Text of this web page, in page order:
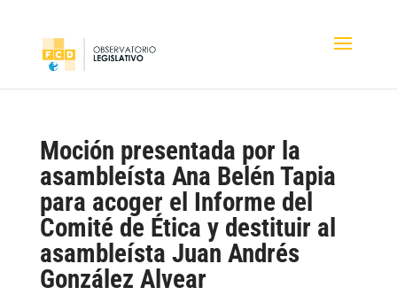
Moción presentada por la
asambleísta Ana Belén Tapia
para acoger el Informe del
Comité de Ética y destituir al
asambleísta Juan Andrés
González Alvear